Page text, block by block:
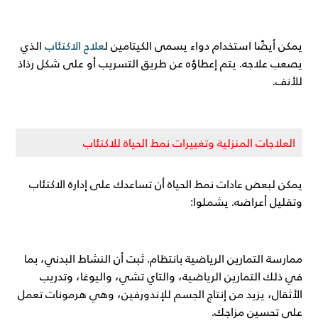
يمكن أيضًا استخدام دواء يسمى الكيتامين لعلاج الاكتئابالذي
يصعب علاجه. يتم إعطاؤه عن طريق التسريب أو على شكل رذاذ
للأنف.
العلاجات المنزلية وتغييرات نمط الحياة للاكتئاب
يمكن لبعض عادات نمط الحياة أن تساعدك على إدارة الاكتئاب
وتقليل أعراضه. يشملوا:
ممارسة التمارين الرياضية بانتظام. ثبت أن النشاط البدني، بما
في ذلك التمارين الرياضية، والتاي تشي، واليوغا، وتدريب
الأثقال، يزيد من إنتاج الجسم للإندورفين، وهي هرمونات تعمل
على تحسين مزاجك.